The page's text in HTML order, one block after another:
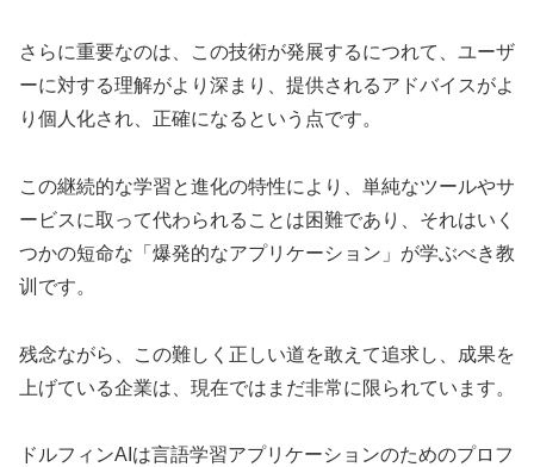
さらに重要なのは、この技術が発展するにつれて、ユーザ
ーに対する理解がより深まり、提供されるアドバイスがよ
り個人化され、正確になるという点です。
この継続的な学習と進化の特性により、単純なツールやサ
ービスに取って代わられることは困難であり、それはいく
つかの短命な「爆発的なアプリケーション」が学ぶべき教
训です。
残念ながら、この難しく正しい道を敢えて追求し、成果を
上げている企業は、現在ではまだ非常に限られています。
ドルフィンAIは言語学習アプリケーションのためのプロフ